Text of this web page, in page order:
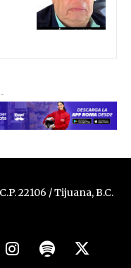
22106 / Tijuana, B.C.